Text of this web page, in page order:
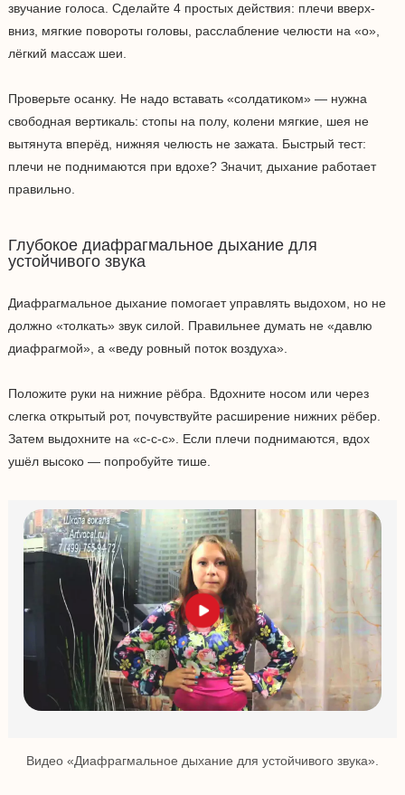
звучание голоса. Сделайте 4 простых действия: плечи вверх-
вниз, мягкие повороты головы, расслабление челюсти на «о»,
лёгкий массаж шеи.
Проверьте осанку. Не надо вставать «солдатиком» — нужна
свободная вертикаль: стопы на полу, колени мягкие, шея не
вытянута вперёд, нижняя челюсть не зажата. Быстрый тест:
плечи не поднимаются при вдохе? Значит, дыхание работает
правильно.
Глубокое диафрагмальное дыхание для
устойчивого звука
Диафрагмальное дыхание помогает управлять выдохом, но не
должно «толкать» звук силой. Правильнее думать не «давлю
диафрагмой», а «веду ровный поток воздуха».
Положите руки на нижние рёбра. Вдохните носом или через
слегка открытый рот, почувствуйте расширение нижних рёбер.
Затем выдохните на «с-с-с». Если плечи поднимаются, вдох
ушёл высоко — попробуйте тише.
Видео «Диафрагмальное дыхание для устойчивого звука».